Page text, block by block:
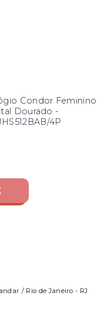
Condor Feminino
Dourado -
4P
/ Rio de Janeiro - RJ